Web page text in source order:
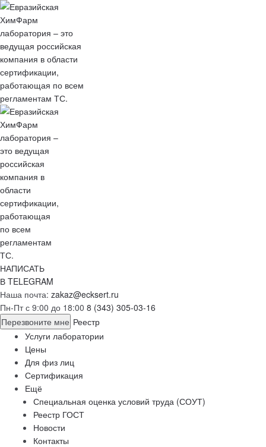
НАПИСАТЬ
В TELEGRAM
Наша почта: zakaz@ecksert.ru
Пн-Пт с 9:00 до 18:00 8 (343) 305-03-16
Перезвоните мне Реестр
Услуги лаборатории
Цены
Для физ лиц
Сертификация
Ещё
Специальная оценка условий труда (СОУТ)
Реестр ГОСТ
Новости
Контакты